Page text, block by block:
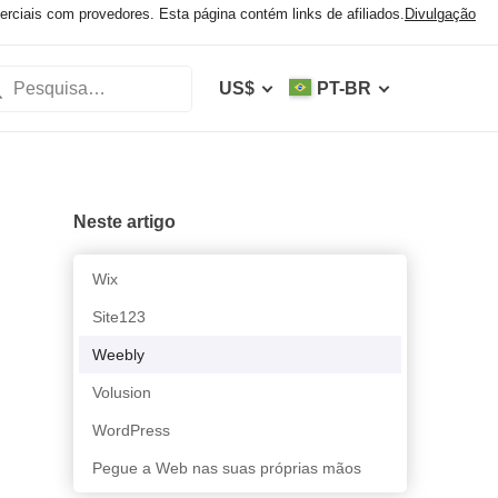
com provedores. Esta página contém links de afiliados. Divulgação
US$ PT-BR
Neste artigo
Wix
Site123
Weebly
Volusion
WordPress
Pegue a Web nas suas próprias mãos